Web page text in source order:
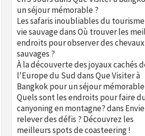
un séjour mémorable ?
Les safaris inoubliables du
vie sauvagedansOù trouver les
endroits pour observer des chevaux
sauvages ?
À la découverte des joyaux cachés
l'Europe du SuddansQue Visiter à
Bangkok pour un séjour mémorable
Quels sont les endroits pour faire
canyoning en montagne?dans
relever des défis ? Découvrez les
meilleurs spots de coasteering !